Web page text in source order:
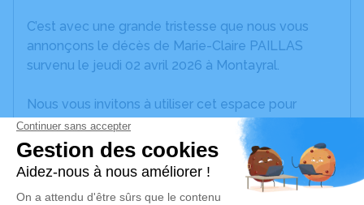
C’est avec une grande tristesse que nous vous
annonçons le décès de Marie-Claire PAILLAS
survenu le jeudi 02 avril 2026 à Montayral.
Nous vous invitons à utiliser cet espace pour
laisser vos condoléances, partager des photos
souvenirs, une anecdote ou exprimer vos pensées
à travers des poèmes ou des textes. Cet endroit
est un lieu d'expression dédié à honorer la
mémoire de Marie-Claire PAILLAS.